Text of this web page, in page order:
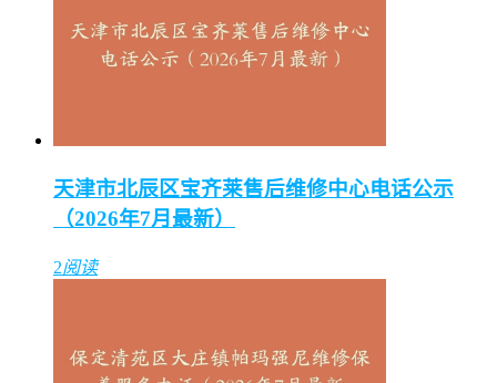
天津市北辰区宝齐莱售后维修中心电话公示
（2026年7月最新）
2阅读